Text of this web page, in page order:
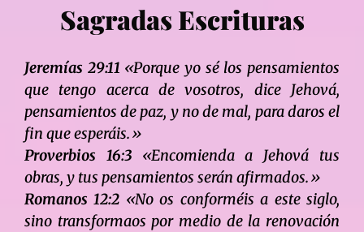
Sagradas Escrituras
Jeremías 29:11 «Porque yo sé los pensamientos
que tengo acerca de vosotros, dice Jehová,
pensamientos de paz, y no de mal, para daros el
fin que esperáis.»
Proverbios 16:3«Encomienda a Jehová tus
obras, y tus pensamientos serán afirmados.»
Romanos 12:2 «No os conforméis a este siglo,
sino transformaos por medio de la renovación